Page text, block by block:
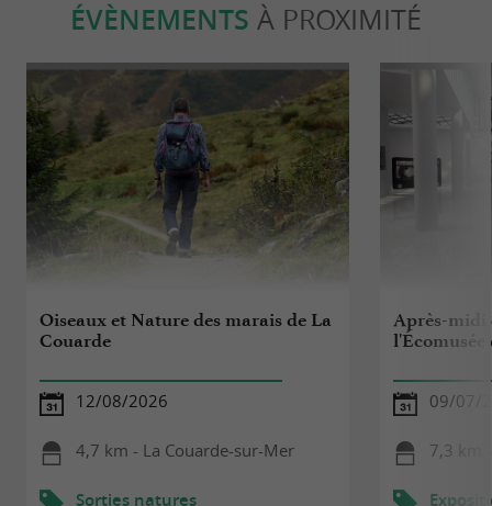
ÉVÈNEMENTS À PROXIMITÉ
Oiseaux et Nature des marais de La
Couarde
12/08/2026
4,7 km - La Couarde-sur-Mer
Sorties natures
Après-midi
09/07/
7,3 km